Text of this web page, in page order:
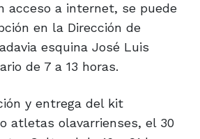
acceso a internet, se puede
en la Dirección de
esquina José Luis
de 7 a 13 horas.
y entrega del kit
atletas olavarrienses, el 30